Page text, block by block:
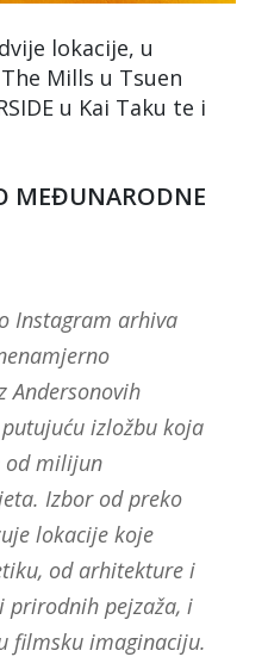
lokacije, u
Mills u Tsuen
u Kai Taku te i
MEĐUNARODNE
Instagram arhiva
Andersonovih
izložbu koja
od milijun
Izbor od preko
lokacije koje
od arhitekture i
pejzaža, i
filmsku imaginaciju.